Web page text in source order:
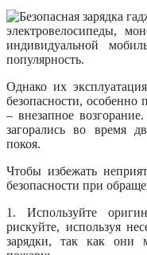
электровелосипеды,
индивидуальной
популярность.
Однако их
безопасности,
– внезапное
загорались во время
покоя.
Чтобы избежать
безопасности при
1. Используйте
рискуйте, используя
зарядки, так как они